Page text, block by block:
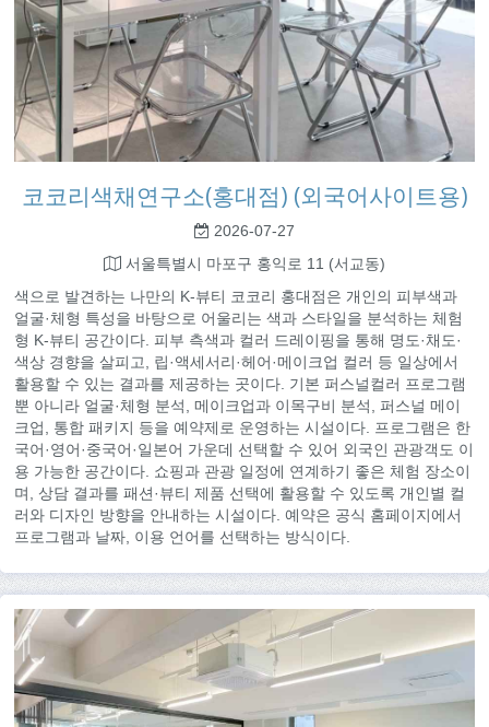
코코리색채연구소(홍대점) (외국어사이트용)
2026-07-27
서울특별시 마포구 홍익로 11 (서교동)
색으로 발견하는 나만의 K-뷰티 코코리 홍대점은 개인의 피부색과
얼굴·체형 특성을 바탕으로 어울리는 색과 스타일을 분석하는 체험
형 K-뷰티 공간이다. 피부 측색과 컬러 드레이핑을 통해 명도·채도·
색상 경향을 살피고, 립·액세서리·헤어·메이크업 컬러 등 일상에서
활용할 수 있는 결과를 제공하는 곳이다. 기본 퍼스널컬러 프로그램
뿐 아니라 얼굴·체형 분석, 메이크업과 이목구비 분석, 퍼스널 메이
크업, 통합 패키지 등을 예약제로 운영하는 시설이다. 프로그램은 한
국어·영어·중국어·일본어 가운데 선택할 수 있어 외국인 관광객도 이
용 가능한 공간이다. 쇼핑과 관광 일정에 연계하기 좋은 체험 장소이
며, 상담 결과를 패션·뷰티 제품 선택에 활용할 수 있도록 개인별 컬
러와 디자인 방향을 안내하는 시설이다. 예약은 공식 홈페이지에서
프로그램과 날짜, 이용 언어를 선택하는 방식이다.